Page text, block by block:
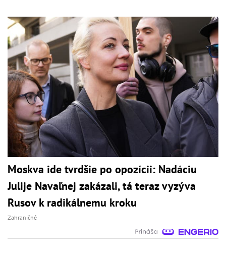
Moskva ide tvrdšie po opozícii: Nadáciu
Julije Navaľnej zakázali, tá teraz vyzýva
Rusov k radikálnemu kroku
Zahraničné